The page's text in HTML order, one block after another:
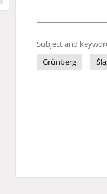
Subject and
Grünberg